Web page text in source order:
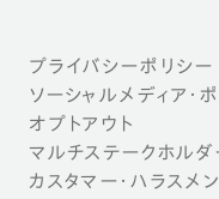
プライバシーポリシー
ソーシャルメディア・
オプトアウト
マルチステークホル
カスタマー・ハラスメ